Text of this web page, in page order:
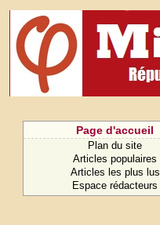
Page d'accueil
Plan du site
Articles populaires
Articles les plus lus
Espace rédacteurs